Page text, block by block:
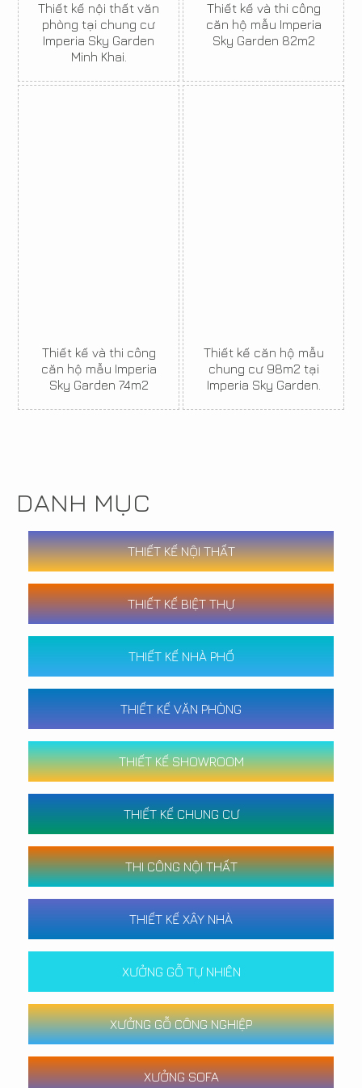
Thiết kế nội thất văn
phòng tại chung cư
Imperia Sky Garden
Minh Khai.
Thiết kế và thi công
căn hộ mẫu Imperia
Sky Garden 82m2
Thiết kế và thi công
căn hộ mẫu Imperia
Sky Garden 74m2
Thiết kế căn hộ mẫu
chung cư 98m2 tại
Imperia Sky Garden.
DANH MỤC
THIẾT KẾ NỘI THẤT
THIẾT KẾ BIỆT THỰ
THIẾT KẾ NHÀ PHỐ
THIẾT KẾ VĂN PHÒNG
THIẾT KẾ SHOWROOM
THIẾT KẾ CHUNG CƯ
THI CÔNG NỘI THẤT
THIẾT KẾ XÂY NHÀ
XƯỞNG GỖ TỰ NHIÊN
XƯỞNG GỖ CÔNG NGHIỆP
XƯỞNG SOFA